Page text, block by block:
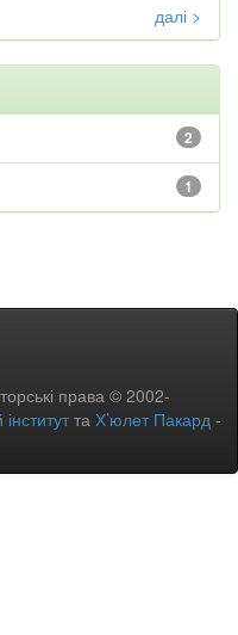
далі >
2
1
права © 2002-
та Х’юлет Пакард -